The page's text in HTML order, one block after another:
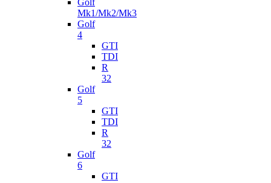
Golf
Mk1/Mk2/Mk3
Golf
4
GTI
TDI
R
32
Golf
5
GTI
TDI
R
32
Golf
6
GTI